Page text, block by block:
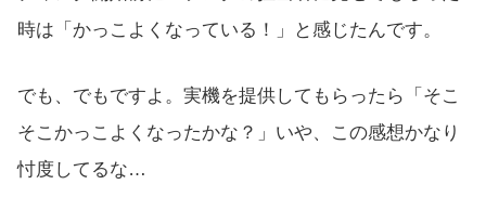
時は「かっこよくなっている！」と感じたんです。
でも、でもですよ。実機を提供してもらったら「そこ
そこかっこよくなったかな？」いや、この感想かなり
忖度してるな…